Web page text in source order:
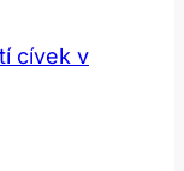
cívek v